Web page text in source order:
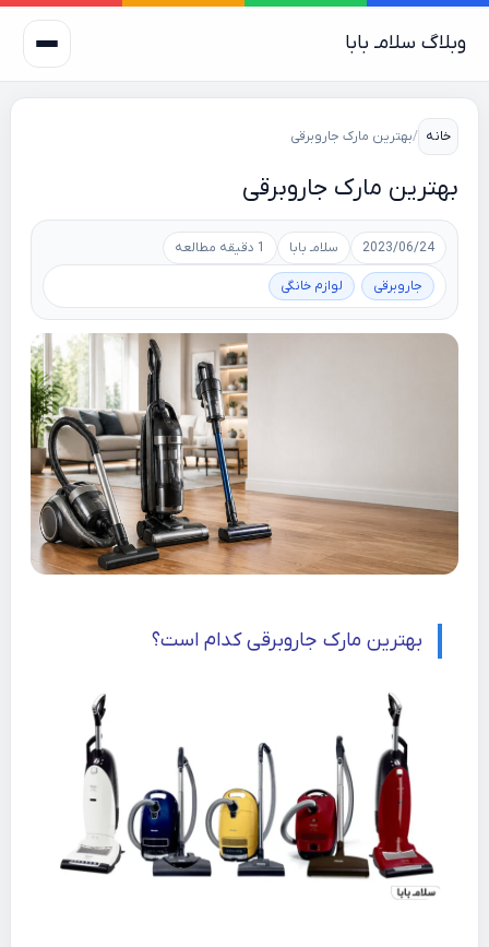
سلامـ بابا
/بهترین مارک جاروبرقی
مارک جاروبرقی
2023/06/24 سلامـ بابا 1 دقیقه مطالعه
جاروبرقی لوازم خانگی
بهترین مارک جاروبرقی کدام است؟